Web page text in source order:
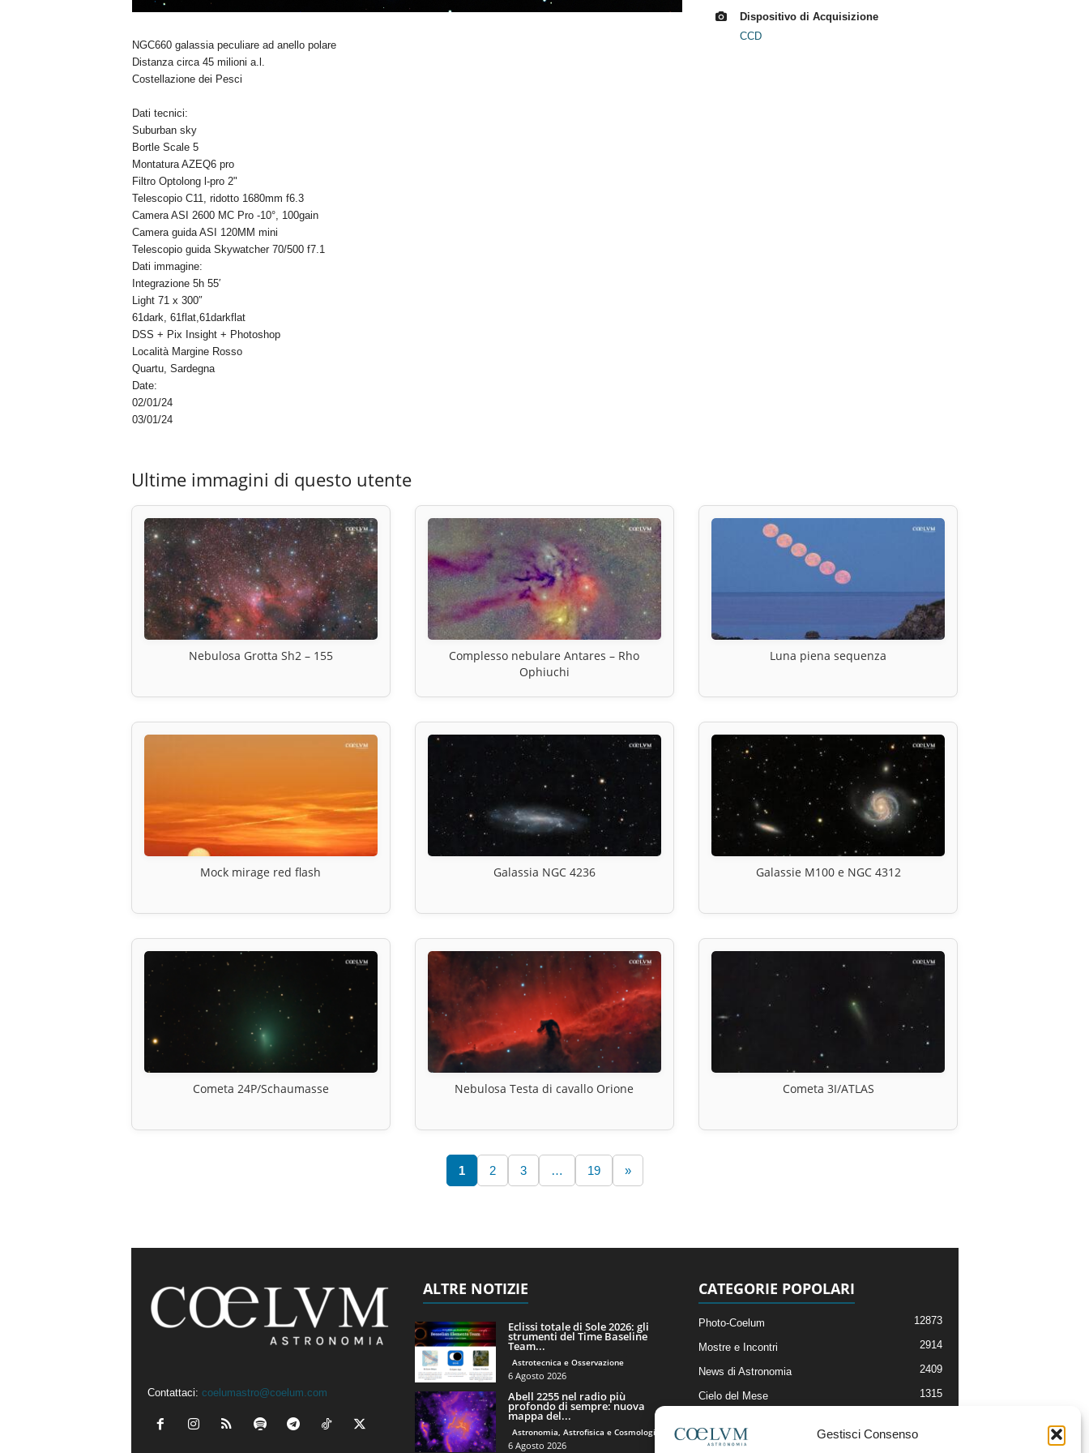
Gestisci Consenso
NGC660 galassia peculiare ad anello polare
Distanza circa 45 milioni a.l.
Costellazione dei Pesci
Dati tecnici:
Suburban sky
Bortle Scale 5
Montatura AZEQ6 pro
Filtro Optolong l-pro 2"
Telescopio C11, ridotto 1680mm f6.3
Camera ASI 2600 MC Pro -10°, 100gain
Camera guida ASI 120MM mini
Telescopio guida Skywatcher 70/500 f7.1
Dati immagine:
Integrazione 5h 55′
Light 71 x 300″
61dark, 61flat,61darkflat
DSS + Pix Insight + Photoshop
Località Margine Rosso
Quartu, Sardegna
Date:
02/01/24
03/01/24
Dispositivo di Acquisizione
CCD
Ultime immagini di questo utente
Nebulosa Grotta Sh2 – 155
Complesso nebulare Antares – Rho
Ophiuchi
Luna piena sequenza
Mock mirage red flash Galassia NGC 4236 Galassie M100 e NGC 4312
Cometa 24P/Schaumasse Nebulosa Testa di cavallo Orione Cometa 3I/ATLAS
1 2 3 … 19 »
Contattaci: coelumastro@coelum.com
ALTRE NOTIZIE
Eclissi totale di Sole 2026: gli
strumenti del Time Baseline
Team...
Astrotecnica e Osservazione
6 Agosto 2026
Abell 2255 nel radio più
profondo di sempre: nuova
mappa del...
Astronomia, Astrofisica e Cosmologia
6 Agosto 2026
CATEGORIE POPOLARI
Photo-Coelum 12873
Mostre e Incontri 2914
News di Astronomia 2409
Cielo del Mese 1315
Articoli e Risorse On-Line